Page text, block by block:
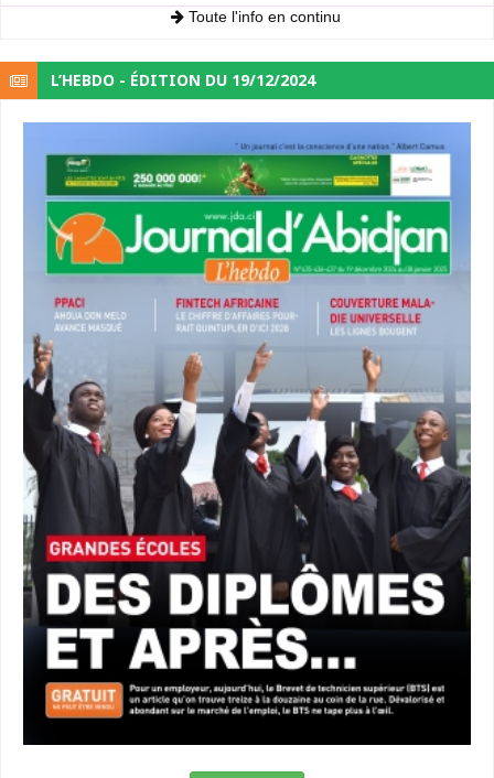
Toute l'info en continu
L’HEBDO - ÉDITION DU 19/12/2024